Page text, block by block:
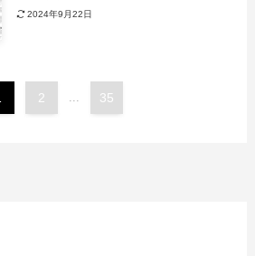
2024年9月22日
2 35